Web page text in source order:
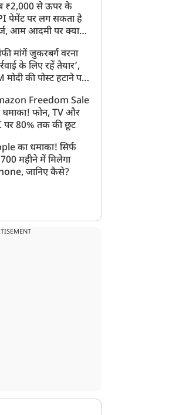
को भारत में मिलाने का आ
गया वक्त…', पाक फौज की
बर्बर कार्रवाई के खिलाफ उठी
कश्मीर में आवाज
₹2,000 से ऊपर के
पेमेंट पर लग सकता है
आम आदमी पर क्या
मांगें जुकरबर्ग वरना
के लिए रहें तैयार’,
मोदी की पोस्ट हटाने पर
फटकारFreedom Sale
धमाका! फोन, TV और
पर 80% तक की छूट
का धमाका! सिर्फ
महीने में मिलेगा
जानिए कैसे?